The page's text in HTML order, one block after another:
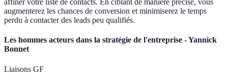
affiner votre liste de contacts. En ciblant de manière précise, vous
augmenterez les chances de conversion et minimiserez le temps
perdu à contacter des leads peu qualifiés.
Les hommes acteurs dans la stratégie de l'entreprise - Yannick
Bonnet
Liaisons GF